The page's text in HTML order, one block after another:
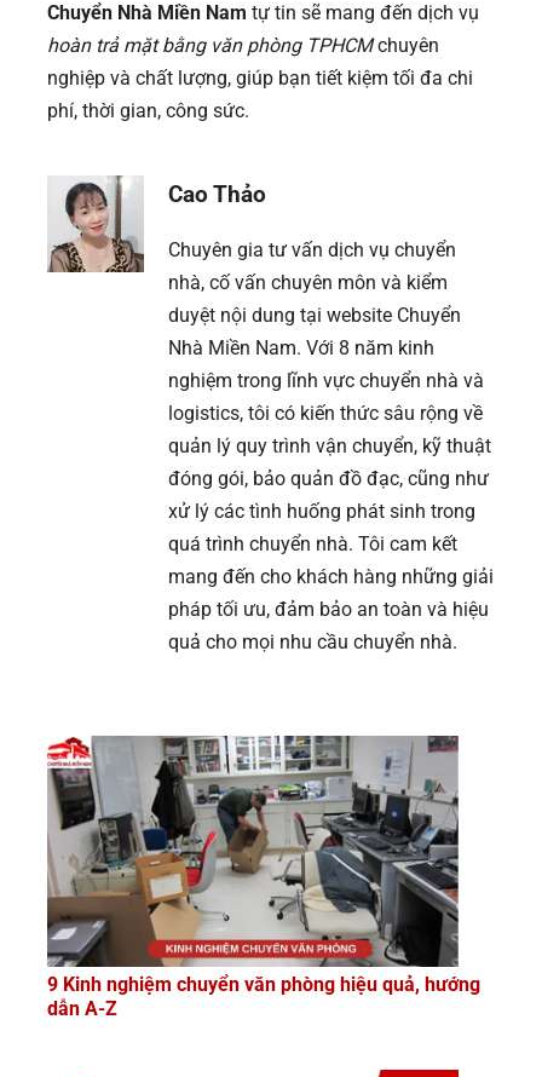
Chuyển Nhà Miền Nam tự tin sẽ mang đến dịch vụ
hoàn trả mặt bằng văn phòng TPHCMchuyên
nghiệp và chất lượng, giúp bạn tiết kiệm tối đa chi
phí, thời gian, công sức.
Cao Thảo
Chuyên gia tư vấn dịch vụ chuyển
nhà, cố vấn chuyên môn và kiểm
duyệt nội dung tại website Chuyển
Nhà Miền Nam. Với 8 năm kinh
nghiệm trong lĩnh vực chuyển nhà và
logistics, tôi có kiến thức sâu rộng về
quản lý quy trình vận chuyển, kỹ thuật
đóng gói, bảo quản đồ đạc, cũng như
xử lý các tình huống phát sinh trong
quá trình chuyển nhà. Tôi cam kết
mang đến cho khách hàng những giải
pháp tối ưu, đảm bảo an toàn và hiệu
quả cho mọi nhu cầu chuyển nhà.
9 Kinh nghiệm chuyển văn phòng hiệu quả, hướng
dẫn A-Z